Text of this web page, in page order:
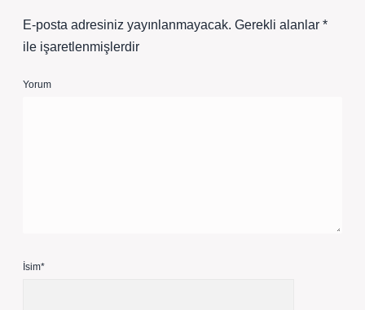
E-posta adresiniz yayınlanmayacak. Gerekli alanlar *
ile işaretlenmişlerdir
Yorum
İsim*